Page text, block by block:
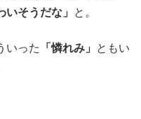
いそうだな」 と。
いった 「憐れみ」
ともい